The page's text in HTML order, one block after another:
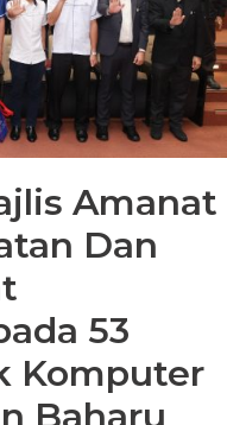
Amanat
Dan
53
Komputer